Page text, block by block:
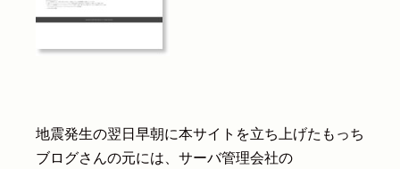
地震発生の翌日早朝に本サイトを立ち上げたもっち
ブログさんの元には、サーバ管理会社の